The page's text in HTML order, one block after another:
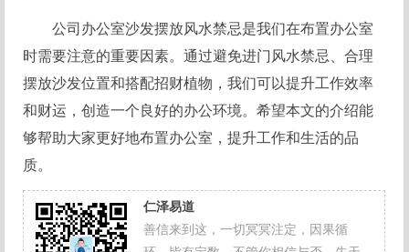
公司办公室沙发摆放风水禁忌是我们在布置办公室
时需要注意的重要因素。通过避免进门风水禁忌、合理
摆放沙发位置和搭配招财植物，我们可以提升工作效率
和财运，创造一个良好的办公环境。希望本文的介绍能
够帮助大家更好地布置办公室，提升工作和生活的品
质。
仁泽易道
善信来到这，一切冥冥注定，因果循